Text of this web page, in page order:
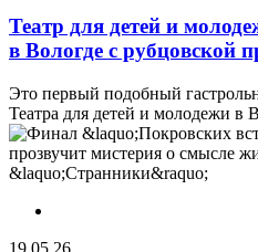
Театр для детей и
в Вологде с рубцовской
Это первый подобный
Театра для детей и молодежи в